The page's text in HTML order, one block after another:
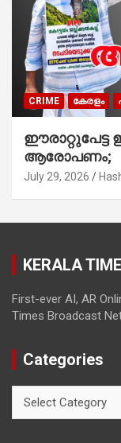
CRIME കേരളം
ഈരാറ്റുപേട്ട
ആരോപണം;
July 29, 2026
KERALA
First-ever AI, AR
Times Broadcast
Categories